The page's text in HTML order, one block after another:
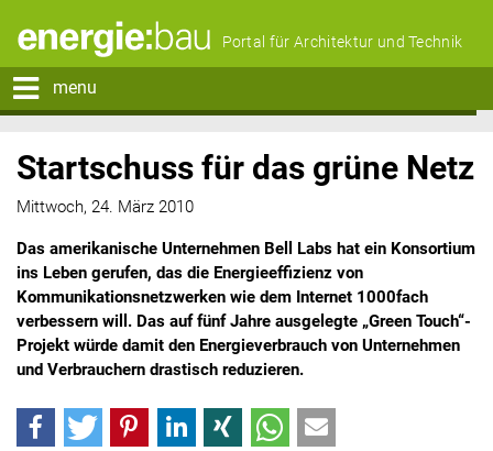
Portal für Architektur und Technik
menu
Startschuss für das grüne Netz
Mittwoch, 24. März 2010
Das amerikanische Unternehmen Bell Labs hat ein Konsortium
ins Leben gerufen, das die Energieeffizienz von
Kommunikationsnetzwerken wie dem Internet 1000fach
verbessern will. Das auf fünf Jahre ausgelegte „Green Touch“-
Projekt würde damit den Energieverbrauch von Unternehmen
und Verbrauchern drastisch reduzieren.